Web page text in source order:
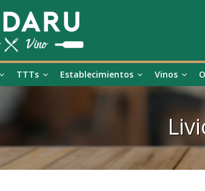
TTTs Establecimientos Vinos